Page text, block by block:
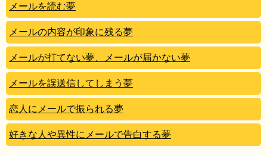
メールを読む夢
メールの内容が印象に残る夢
メールが打てない夢、メールが届かない夢
メールを誤送信してしまう夢
恋人にメールで振られる夢
好きな人や異性にメールで告白する夢